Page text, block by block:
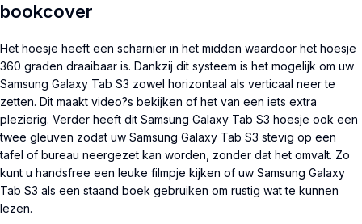
bookcover
Het hoesje heeft een scharnier in het midden waardoor het hoesje
360 graden draaibaar is. Dankzij dit systeem is het mogelijk om uw
Samsung Galaxy Tab S3 zowel horizontaal als verticaal neer te
zetten. Dit maakt video?s bekijken of het van een iets extra
plezierig. Verder heeft dit Samsung Galaxy Tab S3 hoesje ook een
twee gleuven zodat uw Samsung Galaxy Tab S3 stevig op een
tafel of bureau neergezet kan worden, zonder dat het omvalt. Zo
kunt u handsfree een leuke filmpje kijken of uw Samsung Galaxy
Tab S3 als een staand boek gebruiken om rustig wat te kunnen
lezen.